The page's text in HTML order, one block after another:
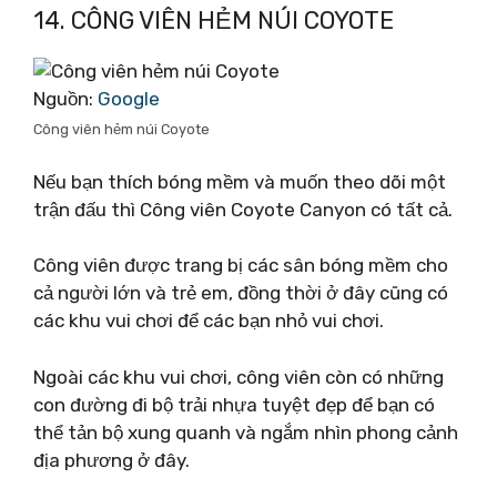
14. CÔNG VIÊN HẺM NÚI COYOTE
Nguồn: Google
Công viên hẻm núi Coyote
Nếu bạn thích bóng mềm và muốn theo dõi một
trận đấu thì Công viên Coyote Canyon có tất cả.
Công viên được trang bị các sân bóng mềm cho
cả người lớn và trẻ em, đồng thời ở đây cũng có
các khu vui chơi để các bạn nhỏ vui chơi.
Ngoài các khu vui chơi, công viên còn có những
con đường đi bộ trải nhựa tuyệt đẹp để bạn có
thể tản bộ xung quanh và ngắm nhìn phong cảnh
địa phương ở đây.